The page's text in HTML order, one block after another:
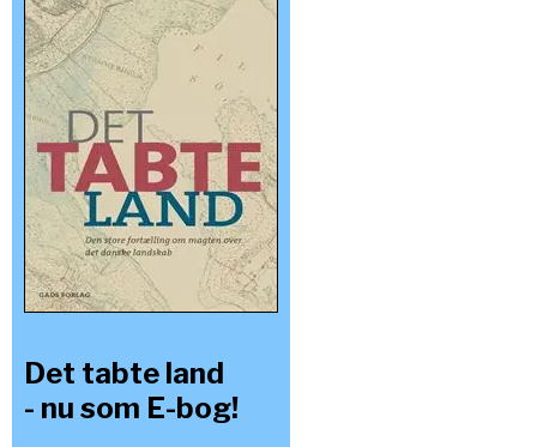
Det tabte land
- nu som E-bog!